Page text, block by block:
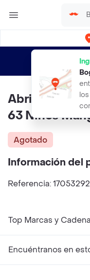
envíos
Abrigo
63 Niños
Agotado
Información del
Referencia:
Top Marcas y
Encuéntranos en